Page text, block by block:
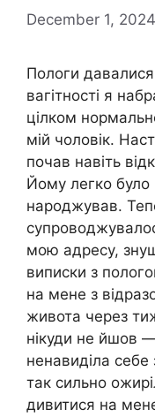
December 1, 2024
Пологи
вагітності я
цілком
мій чоловік.
почав навіть
Йому легко було
народжував.
мою адресу,
виписки з
на мене з
живота через
нікуди не йшов
ненавиділа
так сильно
дивитися на